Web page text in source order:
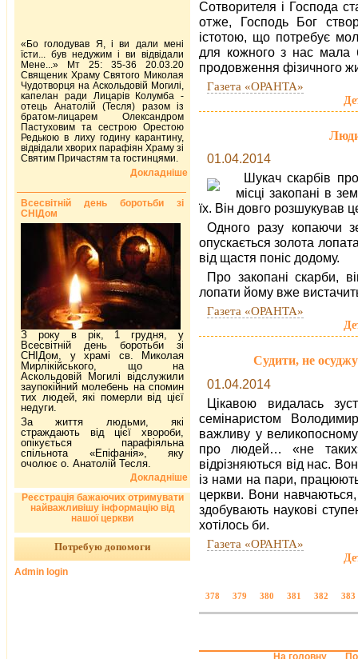
Сотворителя і Господа
отже, Господь Бог
істотою, що потребує
для кожного з нас мала
продовження фізичного
Газета «ОРАНТА»
01.04.2014
Шукач скарбів
місці закопані в
їх. Він довго розшукував
Одного разу копаючи
опускається золота
від щастя поніс додому.
Про закопані скарби,
лопати йому вже
Газета «ОРАНТА»
Судити, не
01.04.2014
Цікавою видалась
семінаристом
важливу у
про людей… «не
відрізняються від нас.
із нами на пари,
церкви. Вони
здобувають наукові
хотілось би.
Газета «ОРАНТА»
378 379 380 381 382 383
«Бо голодував Я, і ви дали мені
їсти... був недужим і ви відвідали
Мене...» Мт 25: 35-36 20.03.20
Священик Храму Святого Миколая
Чудотворця на Аскольдовій Могилі,
капелан ради Лицарів Колумба -
отець Анатолій (Тесля) разом із
братом-лицарем Олександром
Пастуховим та сестрою Орестою
Редькою в лиху годину карантину,
відвідали хворих парафіян Храму зі
Святим Причастям та гостинцями.
Докладніше
Всесвітній день боротьби зі
СНІДом
З року в рік, 1 грудня, у
Всесвітній день боротьби зі
СНІДом, у храмі св. Миколая
Мирлікійського, що на
Аскольдовій Могилі відслужили
заупокійний молебень на спомин
тих людей, які померли від цієї
недуги.
За життя людьми, які
страждають від цієї хвороби,
опікується парафіяльна
спільнота «Епіфанія», яку
очолює о. Анатолій Тесля.
Докладніше
Реєстрація бажаючих отримувати
найважливішу інформацію від
нашої церкви
Потребую допомоги
Admin login
На головну